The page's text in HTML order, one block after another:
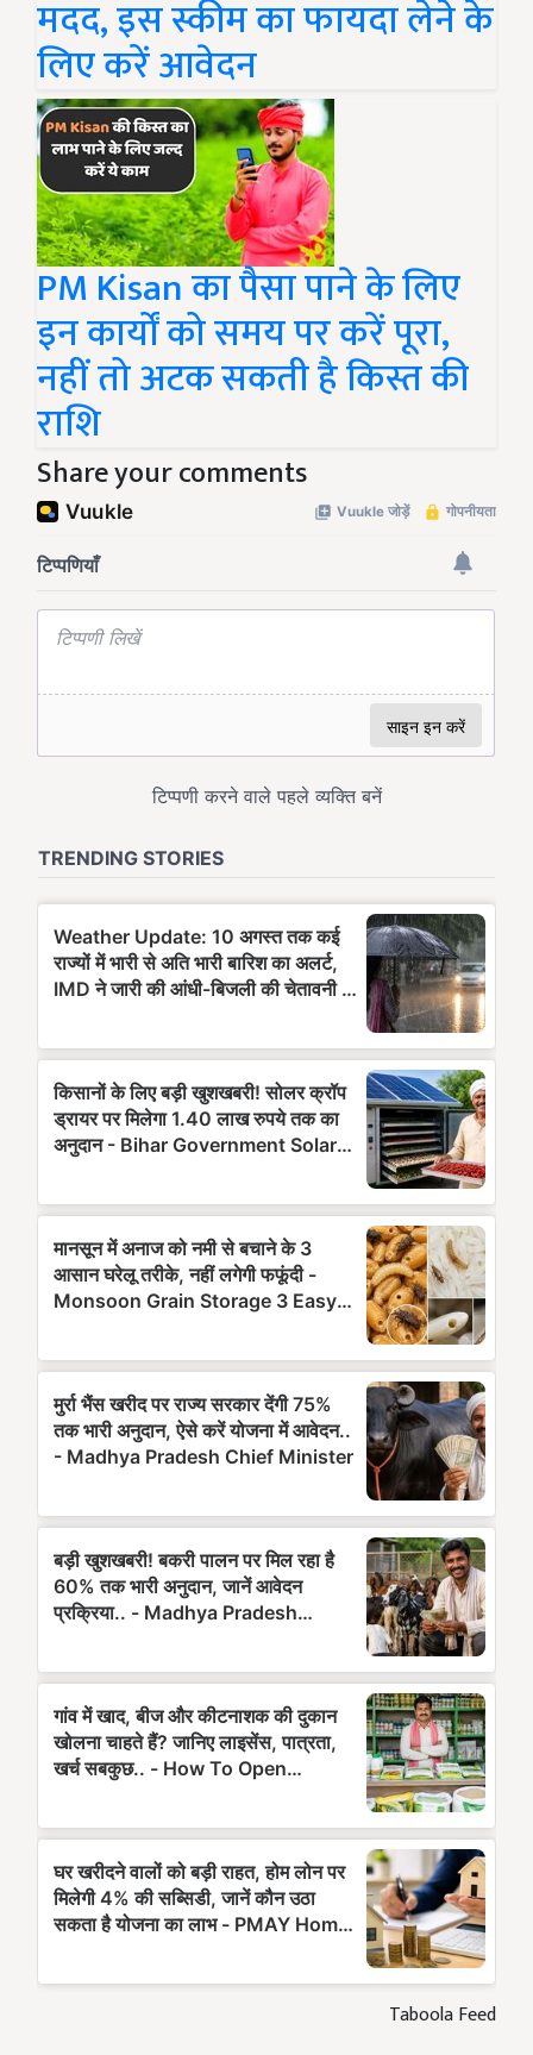
मदद, इस स्कीम का फायदा लेने के
लिए करें आवेदन
PM Kisan का पैसा पाने के लिए
इन कार्यों को समय पर करें पूरा,
नहीं तो अटक सकती है किस्त की
राशि
Share your comments
Taboola Feed